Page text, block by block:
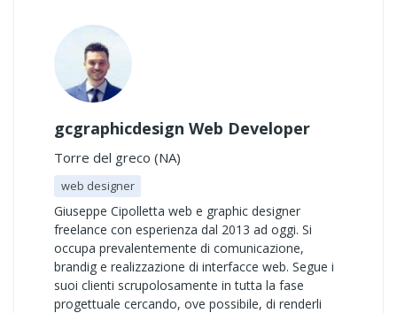
gcgraphicdesign Web Developer
Torre del greco (NA)
web designer
Giuseppe Cipolletta web e graphic designer
freelance con esperienza dal 2013 ad oggi. Si
occupa prevalentemente di comunicazione,
brandig e realizzazione di interfacce web. Segue i
suoi clienti scrupolosamente in tutta la fase
progettuale cercando, ove possibile, di renderli